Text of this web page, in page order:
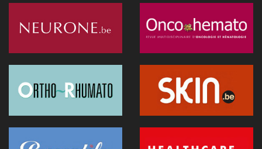
L'hôpital d'Ostende teste l'IA en consultation
01 juillet 2026 - 20:51